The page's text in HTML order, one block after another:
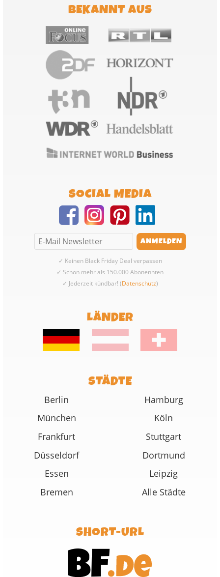
BEKANNT AUS
SOCIAL MEDIA
✓ Keinen Black Friday Deal verpassen
✓ Schon mehr als 150.000 Abonennten
✓ Jederzeit kündbar! (Datenschutz)
LÄNDER
STÄDTE
Berlin
Hamburg
München
Köln
Frankfurt
Stuttgart
Düsseldorf
Dortmund
Essen
Leipzig
Bremen
Alle Städte
SHORT-URL